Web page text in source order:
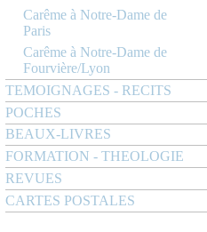
Carême à Notre-Dame de
Paris
Carême à Notre-Dame de
Fourvière/Lyon
TEMOIGNAGES - RECITS
POCHES
BEAUX-LIVRES
FORMATION - THEOLOGIE
REVUES
CARTES POSTALES